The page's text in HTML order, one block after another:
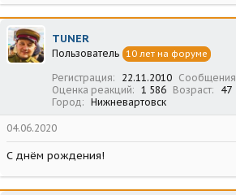
TUNER
Пользователь 10 лет на форуме
Регистрация 22.11.2010 Сообщения
Оценка реакций
1 586 Возраст
47
Город
Нижневартовск
04.06.2020
С днём рождения!